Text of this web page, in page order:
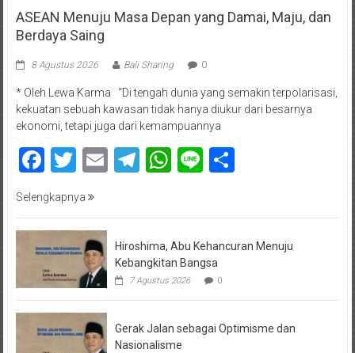
ASEAN Menuju Masa Depan yang Damai, Maju, dan
Berdaya Saing
8 Agustus 2026 Bali Sharing 0
* Oleh Lewa Karma “Di tengah dunia yang semakin terpolarisasi,
kekuatan sebuah kawasan tidak hanya diukur dari besarnya
ekonomi, tetapi juga dari kemampuannya
Facebook
Twitter
EmailTelegram
WhatsApp
LineShare
Selengkapnya
Hiroshima, Abu Kehancuran Menuju
Kebangkitan Bangsa
7 Agustus 2026 0
Gerak Jalan sebagai Optimisme dan
Nasionalisme